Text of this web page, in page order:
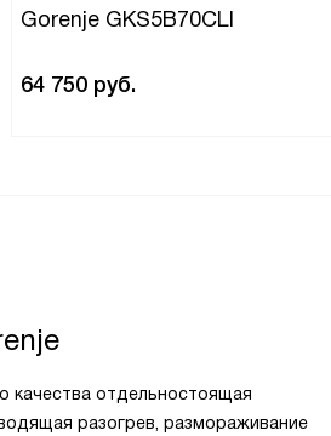
Gorenje GKS5B70CLI
64 750 руб.
качества отдельностоящая
разогрев, размораживание